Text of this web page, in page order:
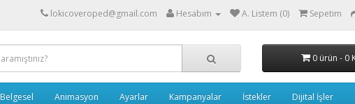
lokicoveroped@gmail.com Hesabım A. Listem (0) Sepetim
0 ürün - 0
Belgesel Animasyon Ayarlar Kampanyalar İstekler Dijital İşler